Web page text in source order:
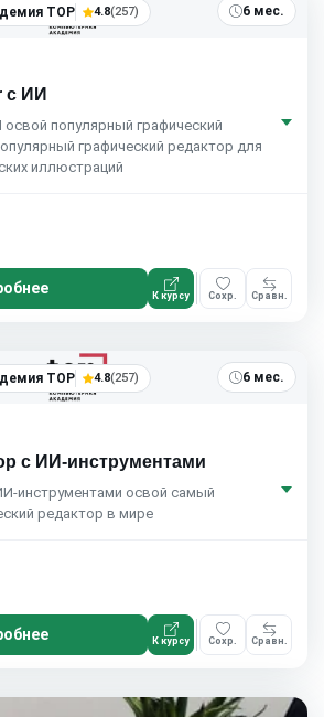
5.0(1)
TOP 4.8(257) 6 мес.
с ИИ
популярный графический
графический редактор для
иллюстраций
К курсу Сохр. Сравн.
TOP 4.8(257) 6 мес.
с ИИ-инструментами
инструментами освой самый
редактор в мире
К курсу Сохр. Сравн.